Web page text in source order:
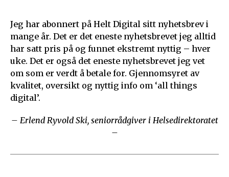
Jeg har abonnert på Helt Digital sitt nyhetsbrev i
mange år. Det er det eneste nyhetsbrevet jeg alltid
har satt pris på og funnet ekstremt nyttig – hver
uke. Det er også det eneste nyhetsbrevet jeg vet
om som er verdt å betale for. Gjennomsyret av
kvalitet, oversikt og nyttig info om ‘all things
digital’.
– Erlend Ryvold Ski, seniorrådgiver i Helsedirektoratet
–